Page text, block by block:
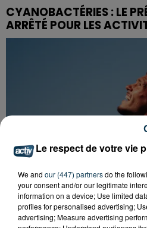
CYANOBACTÉRIES : LE
ARRÊTÉ POUR LES
Le respect de votre vie
We and our (447) partnersdo the
your consent and/or our legitimate
information on a device; Use limited
profiles for personalised advertising;
advertising; Measure advertising